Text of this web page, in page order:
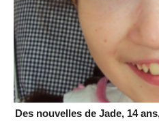
Des nouvelles de Jade, 14